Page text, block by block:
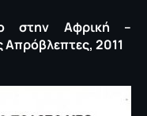
στην Αφρική –
Απρόβλεπτες, 2011